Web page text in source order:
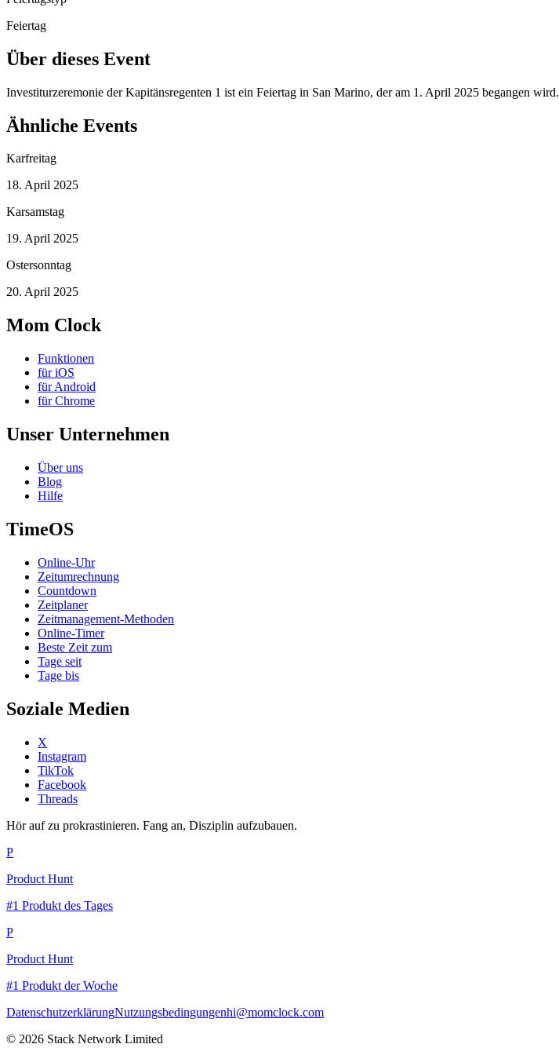
Feiertag
Über dieses Event
Investiturzeremonie der Kapitänsregenten 1 ist ein Feiertag in San Marino, der am 1. April 2025 begangen wird.
Ähnliche Events
Karfreitag
18. April 2025
Karsamstag
19. April 2025
Ostersonntag
20. April 2025
Mom Clock
Funktionen
für iOS
für Android
für Chrome
Unser Unternehmen
Über uns
Blog
Hilfe
TimeOS
Online-Uhr
Zeitumrechnung
Countdown
Zeitplaner
Zeitmanagement-Methoden
Online-Timer
Beste Zeit zum
Tage seit
Tage bis
Soziale Medien
X
Instagram
TikTok
Facebook
Threads
Hör auf zu prokrastinieren. Fang an, Disziplin aufzubauen.
P
Product Hunt
#1 Produkt des Tages
P
Product Hunt
#1 Produkt der Woche
DatenschutzerklärungNutzungsbedingungenhi@momclock.com
© 2026 Stack Network Limited